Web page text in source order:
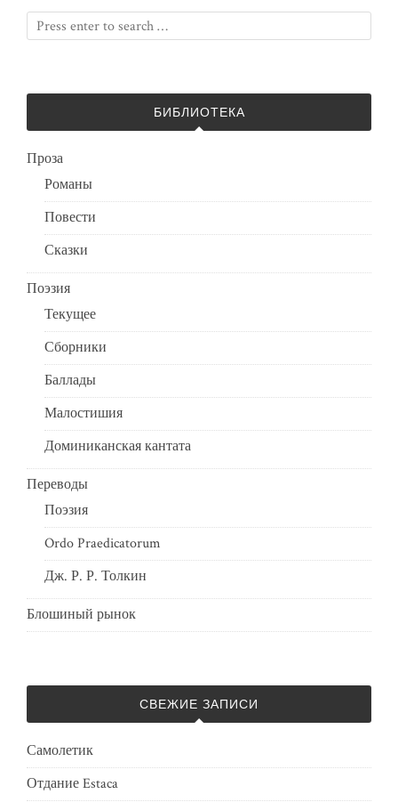
БИБЛИОТЕКА
Проза
Романы
Повести
Сказки
Поэзия
Текущее
Сборники
Баллады
Малостишия
Доминиканская кантата
Переводы
Поэзия
Ordo Praedicatorum
Дж. Р. Р. Толкин
Блошиный рынок
СВЕЖИЕ ЗАПИСИ
Самолетик
Отдание Estaca